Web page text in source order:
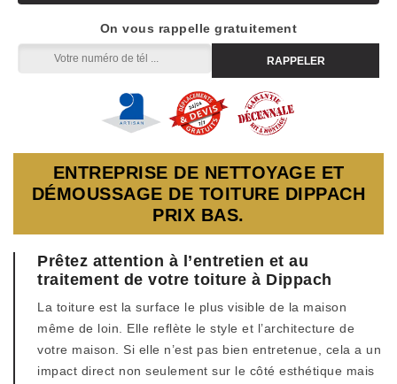
On vous rappelle gratuitement
ENTREPRISE DE NETTOYAGE ET
DÉMOUSSAGE DE TOITURE DIPPACH
PRIX BAS.
Prêtez attention à l’entretien et au
traitement de votre toiture à Dippach
La toiture est la surface le plus visible de la maison
même de loin. Elle reflète le style et l’architecture de
votre maison. Si elle n’est pas bien entretenue, cela a un
impact direct non seulement sur le côté esthétique mais